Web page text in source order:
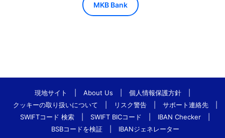
MKB Bank
現地サイト About Us 個人情報保護方針
クッキーの取り扱いについて
リスク警告 サポート連絡先
SWIFTコード 検索
SWIFT BICコード IBAN Checker
BSBコードを検証
IBANジェネレーター